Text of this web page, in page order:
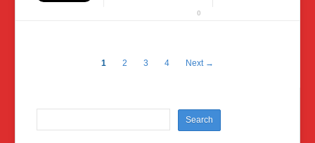
0
1 2 3 4 Next →